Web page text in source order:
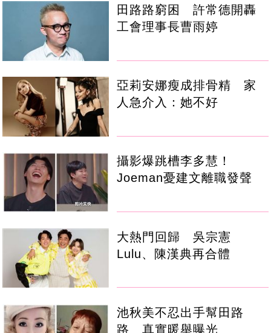
田路路窮困 許常德開轟
工會理事長曹雨婷
亞莉安娜瘦成排骨精 家
人急介入：她不好
攝影爆跳槽李多慧！
Joeman憂建文離職發聲
大熱門回歸 吳宗憲
Lulu、陳漢典再合體
池秋美不忍出手幫田路
路 真實暖舉曝光